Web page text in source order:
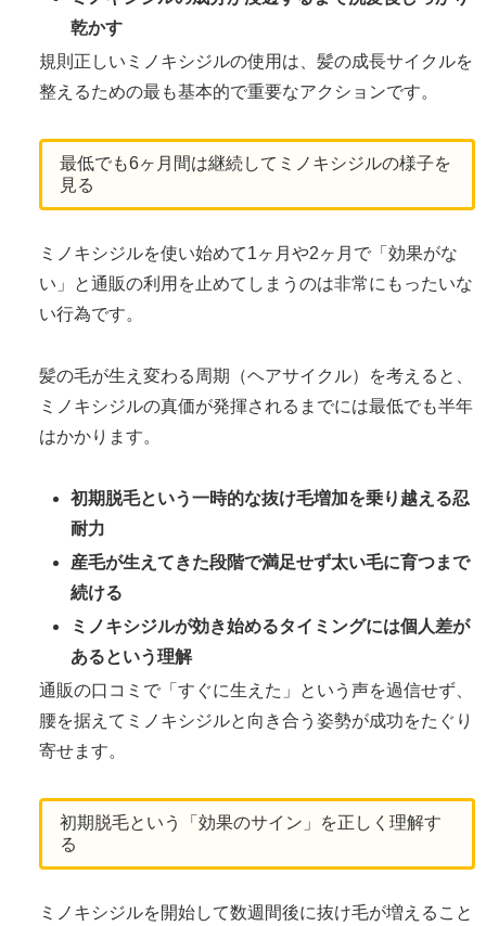
乾かす
規則正しいミノキシジルの使用は、髪の成長サイクルを
整えるための最も基本的で重要なアクションです。
最低でも6ヶ月間は継続してミノキシジルの様子を
見る
ミノキシジルを使い始めて1ヶ月や2ヶ月で「効果がな
い」と通販の利用を止めてしまうのは非常にもったいな
い行為です。
髪の毛が生え変わる周期（ヘアサイクル）を考えると、
ミノキシジルの真価が発揮されるまでには最低でも半年
はかかります。
初期脱毛という一時的な抜け毛増加を乗り越える忍
耐力
産毛が生えてきた段階で満足せず太い毛に育つまで
続ける
ミノキシジルが効き始めるタイミングには個人差が
あるという理解
通販の口コミで「すぐに生えた」という声を過信せず、
腰を据えてミノキシジルと向き合う姿勢が成功をたぐり
寄せます。
初期脱毛という「効果のサイン」を正しく理解す
る
ミノキシジルを開始して数週間後に抜け毛が増えること